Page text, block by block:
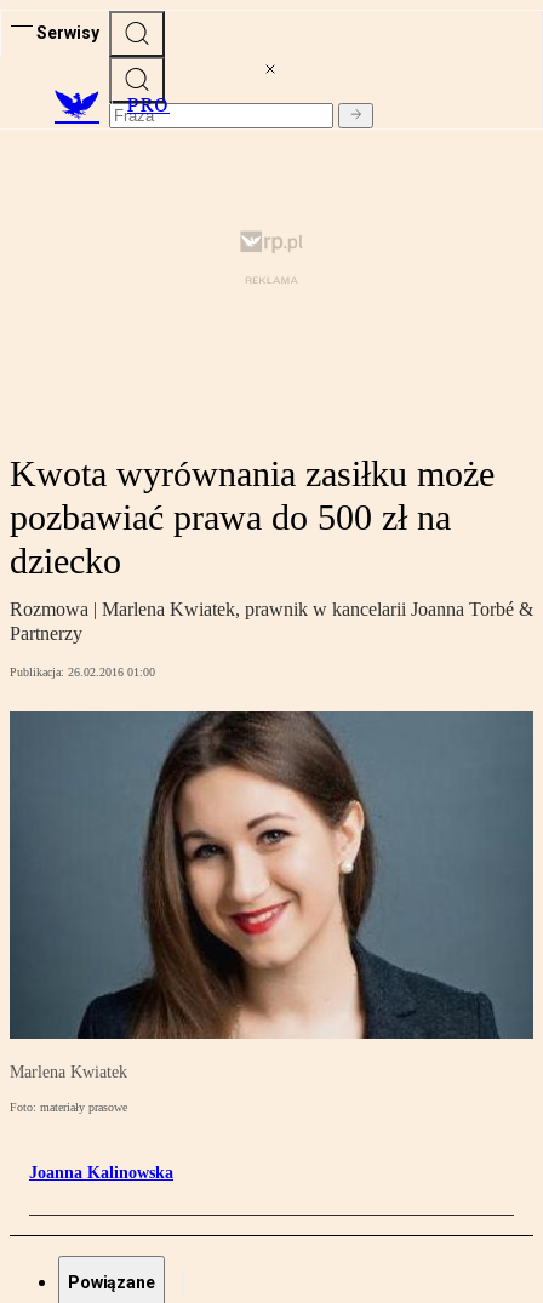
Serwisy
PRO
Kwota wyrównania zasiłku może
pozbawiać prawa do 500 zł na
dziecko
Rozmowa | Marlena Kwiatek, prawnik w kancelarii Joanna Torbé &
Partnerzy
Publikacja: 26.02.2016 01:00
Marlena Kwiatek
Foto: materiały prasowe
Joanna Kalinowska
Powiązane